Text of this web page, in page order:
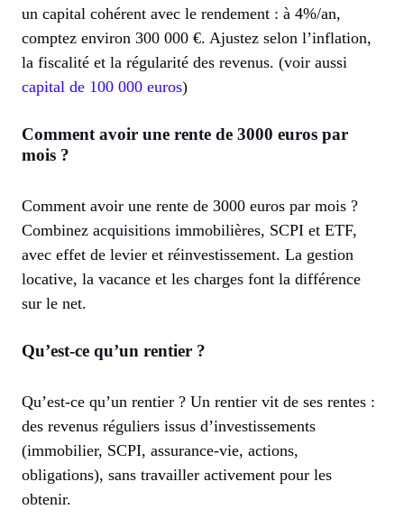
un capital cohérent avec le rendement : à 4%/an,
comptez environ 300 000 €. Ajustez selon l’inflation,
la fiscalité et la régularité des revenus. (voir aussi
capital de 100 000 euros)
Comment avoir une rente de 3000 euros par
mois ?
Comment avoir une rente de 3000 euros par mois ?
Combinez acquisitions immobilières, SCPI et ETF,
avec effet de levier et réinvestissement. La gestion
locative, la vacance et les charges font la différence
sur le net.
Qu’est-ce qu’un rentier ?
Qu’est-ce qu’un rentier ? Un rentier vit de ses rentes :
des revenus réguliers issus d’investissements
(immobilier, SCPI, assurance-vie, actions,
obligations), sans travailler activement pour les
obtenir.